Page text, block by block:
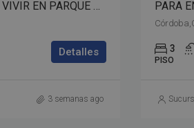
PISO PARA ENTRAR A VIVIR EN PARQUE CRUZ CONDE – bp02-00531
Detalles
3 semanas ago
3
PISO